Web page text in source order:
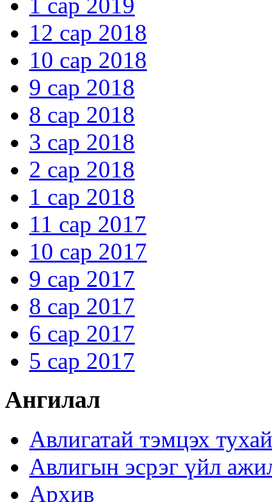
12 сар 2018
10 сар 2018
9 сар 2018
8 сар 2018
3 сар 2018
2 сар 2018
1 сар 2018
11 сар 2017
10 сар 2017
9 сар 2017
8 сар 2017
6 сар 2017
5 сар 2017
Ангилал
Авлигатай тэмцэх тухай
Авлигын эсрэг үйл
Архив